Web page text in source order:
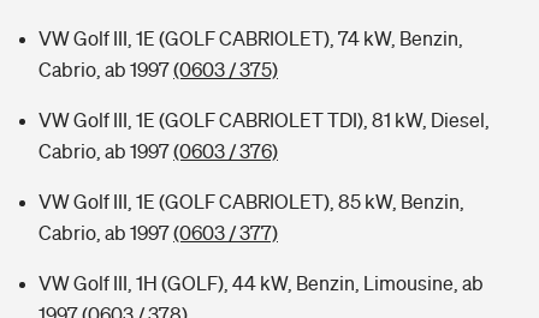
VW Golf III, 1E (GOLF CABRIOLET), 74 kW, Benzin,
Cabrio, ab 1997(0603 / 375)
VW Golf III, 1E (GOLF CABRIOLET TDI), 81 kW, Diesel,
Cabrio, ab 1997(0603 / 376)
VW Golf III, 1E (GOLF CABRIOLET), 85 kW, Benzin,
Cabrio, ab 1997(0603 / 377)
VW Golf III, 1H (GOLF), 44 kW, Benzin, Limousine, ab